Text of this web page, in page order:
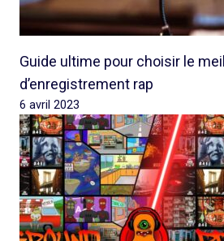
Guide ultime pour choisir le
d’enregistrement rap
6 avril 2023